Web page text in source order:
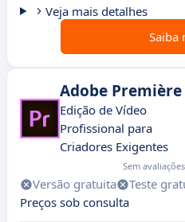
Veja mais detalhes
Saiba
Adobe Première
Edição de Vídeo
Profissional para
Criadores Exigentes
Sem
Versão gratuita Teste
Preços sob consulta